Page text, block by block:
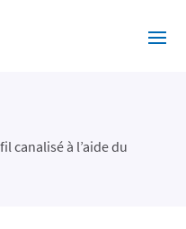
canalisé à l’aide du